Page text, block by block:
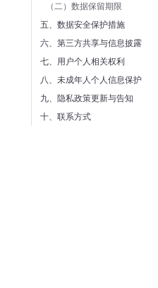
（二）数据保留期限
五、数据安全保护措施
六、第三方共享与信息披露
七、用户个人相关权利
八、未成年人个人信息保护
九、隐私政策更新与告知
十、联系方式